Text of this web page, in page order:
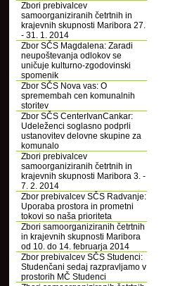
Zbori prebivalcev
samoorganiziranih četrtnih in
krajevnih skupnosti Maribora 27.
- 31. 1. 2014
Zbor SČS Magdalena: Zaradi
neupoštevanja odlokov se
uničuje kulturno-zgodovinski
spomenik
Zbor SČS Nova vas: O
spremembah cen komunalnih
storitev
Zbor SČS CenterIvanCankar:
Udeleženci soglasno podprli
ustanovitev delovne skupine za
komunalo
Zbori prebivalcev
samoorganiziranih četrtnih in
krajevnih skupnosti Maribora 3. -
7. 2. 2014
Zbor prebivalcev SČS Radvanje:
Uporaba prostora in prometni
tokovi so naša prioriteta
Zbori samoorganiziranih četrtnih
in krajevnih skupnosti Maribora
od 10. do 14. februarja 2014
Zbor prebivalcev SČS Studenci:
Studenčani sedaj razpravljamo v
prostorih MČ Studenci